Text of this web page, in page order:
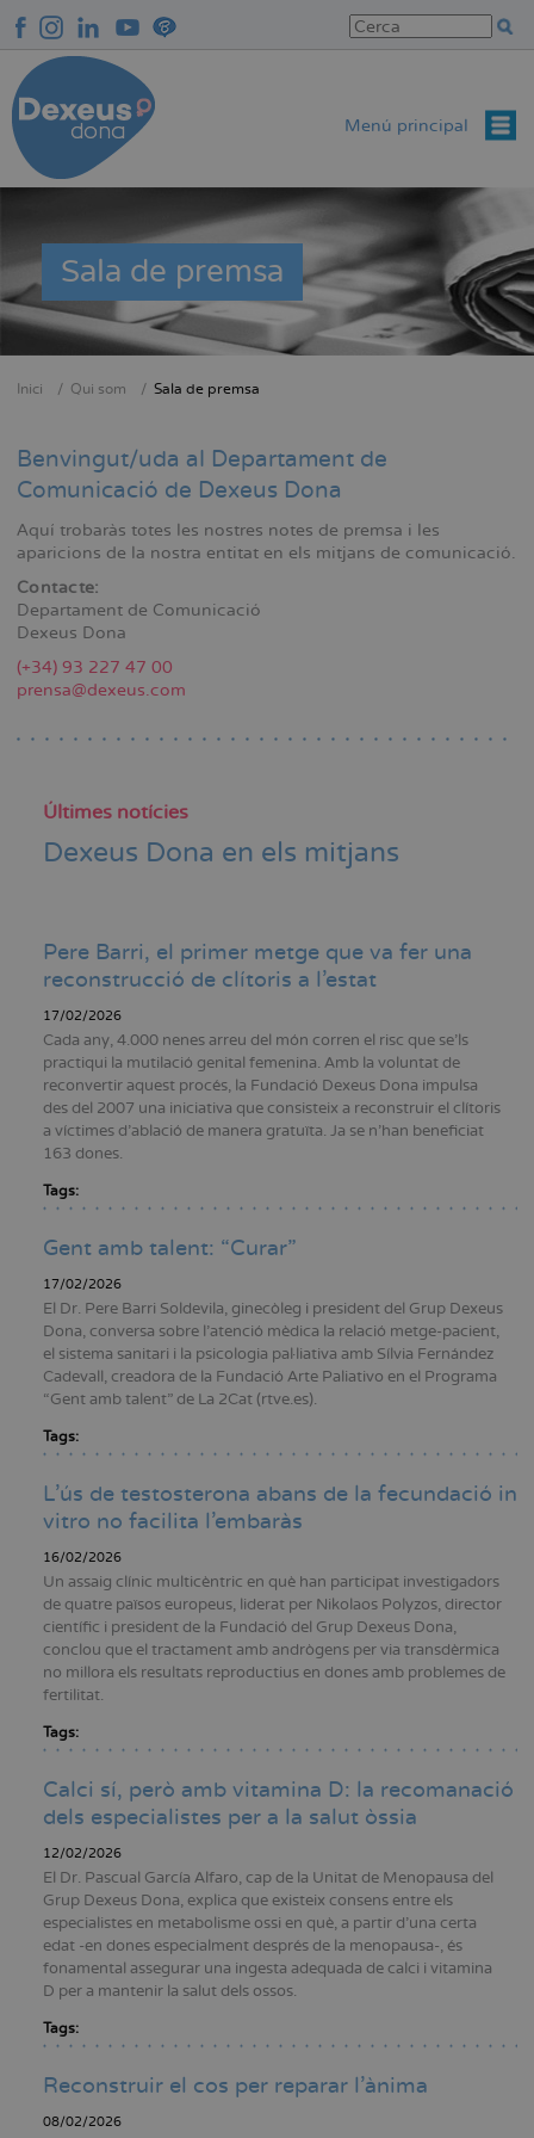
contingut
Menú principal
Sala de premsa
Inici Qui som Sala de premsa
Benvingut/uda al Departament de
Comunicació de Dexeus Dona
Aquí trobaràs totes les nostres notes de premsa i les
aparicions de la nostra entitat en els mitjans de comunicació.
Contacte:
Departament de Comunicació
Dexeus Dona
(+34) 93 227 47 00
prensa@dexeus.com
Últimes notícies
Dexeus Dona en els mitjans
Pere Barri, el primer metge que va fer una
reconstrucció de clítoris a l'estat
17/02/2026
Cada any, 4.000 nenes arreu del món corren el risc que se'ls
practiqui la mutilació genital femenina. Amb la voluntat de
reconvertir aquest procés, la Fundació Dexeus Dona impulsa
des del 2007 una iniciativa que consisteix a reconstruir el clítoris
a víctimes d'ablació de manera gratuïta. Ja se n'han beneficiat
163 dones.
Tags:
Gent amb talent: “Curar”
17/02/2026
El Dr. Pere Barri Soldevila, ginecòleg i president del Grup Dexeus
Dona, conversa sobre l’atenció mèdica la relació metge-pacient,
el sistema sanitari i la psicologia pal·liativa amb Sílvia Fernández
Cadevall, creadora de la Fundació Arte Paliativo en el Programa
“Gent amb talent” de La 2Cat (rtve.es).
Tags:
L’ús de testosterona abans de la fecundació in
vitro no facilita l’embaràs
16/02/2026
Un assaig clínic multicèntric en què han participat investigadors
de quatre països europeus, liderat per Nikolaos Polyzos, director
científic i president de la Fundació del Grup Dexeus Dona,
conclou que el tractament amb andrògens per via transdèrmica
no millora els resultats reproductius en dones amb problemes de
fertilitat.
Tags:
Calci sí, però amb vitamina D: la recomanació
dels especialistes per a la salut òssia
12/02/2026
El Dr. Pascual García Alfaro, cap de la Unitat de Menopausa del
Grup Dexeus Dona, explica que existeix consens entre els
especialistes en metabolisme ossi en què, a partir d'una certa
edat -en dones especialment després de la menopausa-, és
fonamental assegurar una ingesta adequada de calci i vitamina
D per a mantenir la salut dels ossos.
Tags:
Reconstruir el cos per reparar l’ànima
08/02/2026